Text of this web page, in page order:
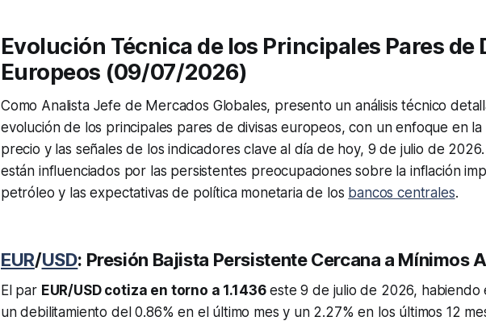
Evolución Técnica de los Principales Pares de
Europeos (09/07/2026)
Como Analista Jefe de Mercados Globales, presento un análisis técnico
evolución de los principales pares de divisas europeos, con un enfoque en la
precio y las señales de los indicadores clave al día de hoy, 9 de julio de
están influenciados por las persistentes preocupaciones sobre la inflación
petróleo y las expectativas de política monetaria de los bancos centrales.
EUR/USD: Presión Bajista Persistente Cercana a Mínimos
El par EUR/USD cotiza en torno a 1.1436este 9 de julio de 2026, habiendo
un debilitamiento del 0.86% en el último mes y un 2.27% en los últimos 12